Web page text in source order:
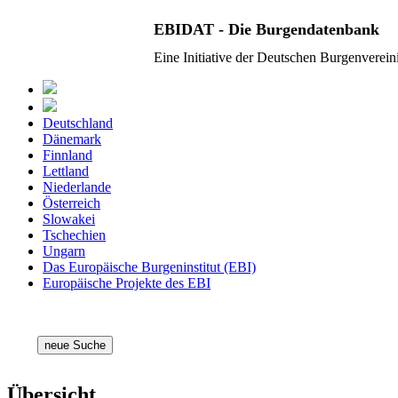
EBIDAT - Die Burgendatenbank
Eine Initiative der Deutschen
Deutschland
Dänemark
Finnland
Lettland
Niederlande
Österreich
Slowakei
Tschechien
Ungarn
Das Europäische Burgeninstitut (EBI)
Europäische Projekte des EBI
neue Suche